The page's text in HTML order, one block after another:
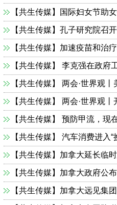
【共生传媒】孔子研究院召
【共生传媒】 ​​​​​​​预防甲流，现